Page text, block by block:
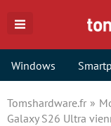
Windows
Tomshardware.fr
Galaxy S26 Ultra